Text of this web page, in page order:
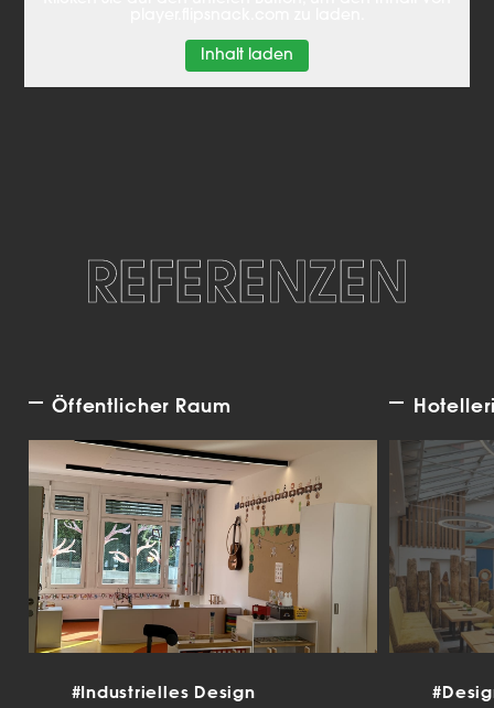
Inhalt laden
REFERENZEN
Öffentlicher Raum
#Industrielles Design